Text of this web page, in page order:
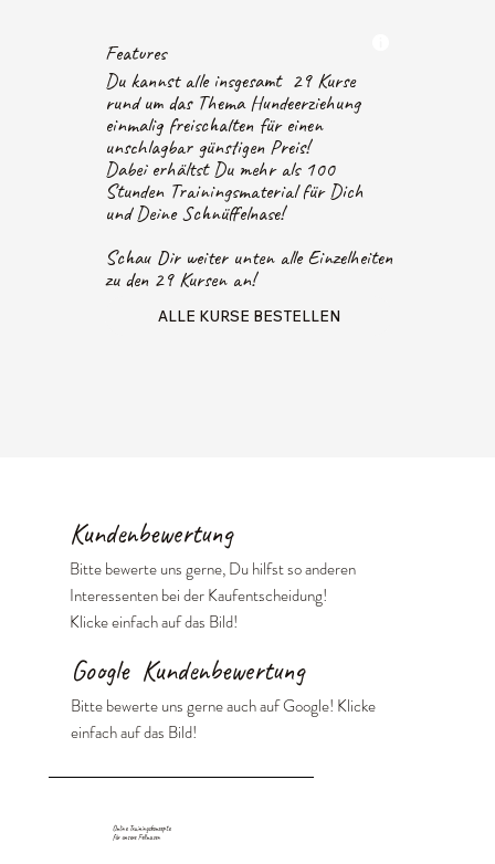
Features
Du kannst alle insgesamt 29 Kurse
rund um das Thema Hundeerziehung
einmalig freischalten für einen
unschlagbar günstigen Preis!
Dabei erhältst Du mehr als 100
Stunden Trainingsmaterial für Dich
und Deine Schnüffelnase!
Schau Dir weiter unten alle Einzelheiten
zu den 29 Kursen an!
ALLE KURSE BESTELLEN
Kundenbewertung
Bitte bewerte uns gerne, Du hilfst so anderen
Interessenten bei der Kaufentscheidung!
Klicke einfach auf das Bild!
Google Kundenbewertung
Bitte bewerte uns gerne auch auf Google! Klicke
einfach auf das Bild!
Online Trainingskonzepte
für unsere Fellnasen